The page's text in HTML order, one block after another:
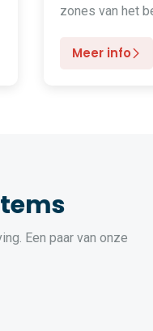
zones van het
Meer info
Een paar van onze